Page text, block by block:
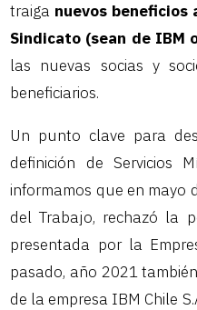
traiga nuevos
Sindicato (sean de IBM
las nuevas socias y
beneficiarios.
Un punto clave para
definición de Servicios
informamos que en mayo
del Trabajo, rechazó la
presentada por la
pasado, año 2021
de la empresa IBM Chile